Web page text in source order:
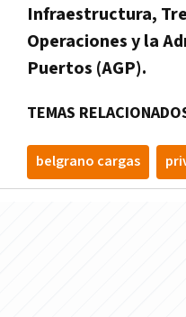
Infraestructura,
Operaciones y la
Puertos (AGP).
TEMAS
belgrano cargas